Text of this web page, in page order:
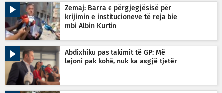
Zemaj: Barra e përgjegjësisë për
krijimin e institucioneve të reja bie
mbi Albin Kurtin
Abdixhiku pas takimit të GP: Më
lejoni pak kohë, nuk ka asgjë tjetër